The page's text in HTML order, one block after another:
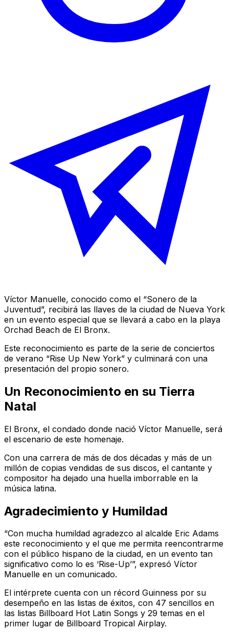
Víctor Manuelle, conocido como el “Sonero de la
Juventud”, recibirá las llaves de la ciudad de Nueva York
en un evento especial que se llevará a cabo en la playa
Orchad Beach de El Bronx.
Este reconocimiento es parte de la serie de conciertos
de verano “Rise Up New York” y culminará con una
presentación del propio sonero.
Un Reconocimiento en su Tierra
Natal
El Bronx, el condado donde nació Víctor Manuelle, será
el escenario de este homenaje.
Con una carrera de más de dos décadas y más de un
millón de copias vendidas de sus discos, el cantante y
compositor ha dejado una huella imborrable en la
música latina.
Agradecimiento y Humildad
“Con mucha humildad agradezco al alcalde Eric Adams
este reconocimiento y el que me permita reencontrarme
con el público hispano de la ciudad, en un evento tan
significativo como lo es ‘Rise-Up’”, expresó Víctor
Manuelle en un comunicado.
El intérprete cuenta con un récord Guinness por su
desempeño en las listas de éxitos, con 47 sencillos en
las listas Billboard Hot Latin Songs y 29 temas en el
primer lugar de Billboard Tropical Airplay.